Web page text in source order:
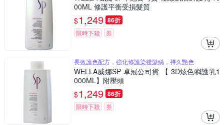
00ML 修護平衡受損髮質
$1,249 86折
限時下殺 券
長效護色配方，強化修護染後髮絲，持久艷色
WELLA威娜SP 卓冠公司貨 【 3D炫色瞬護乳1
000ML】附壓頭
$1,249 86折
限時下殺 券